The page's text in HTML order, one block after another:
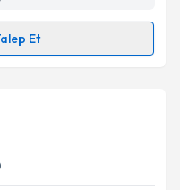
Et
takvimi talebi
almanız için bir
ile bilgilendireceğiz.